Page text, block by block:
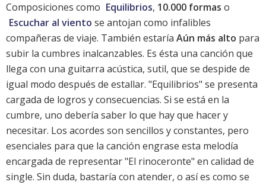
Composiciones como Equilibrios, 10.000 formas o
Escuchar al viento se antojan como infalibles
compañeras de viaje. También estaría Aún más alto para
subir la cumbres inalcanzables. Es ésta una canción que
llega con una guitarra acústica, sutil, que se despide de
igual modo después de estallar. "Equilibrios" se presenta
cargada de logros y consecuencias. Si se está en la
cumbre, uno debería saber lo que hay que hacer y
necesitar. Los acordes son sencillos y constantes, pero
esenciales para que la canción engrase esta melodía
encargada de representar "El rinoceronte" en calidad de
single. Sin duda, bastaría con atender, o así es como se